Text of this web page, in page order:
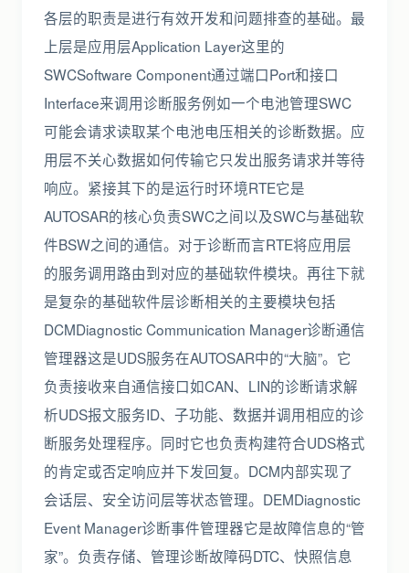
各层的职责是进行有效开发和问题排查的基础。最
上层是应用层Application Layer这里的
SWCSoftware Component通过端口Port和接口
Interface来调用诊断服务例如一个电池管理SWC
可能会请求读取某个电池电压相关的诊断数据。应
用层不关心数据如何传输它只发出服务请求并等待
响应。紧接其下的是运行时环境RTE它是
AUTOSAR的核心负责SWC之间以及SWC与基础软
件BSW之间的通信。对于诊断而言RTE将应用层
的服务调用路由到对应的基础软件模块。再往下就
是复杂的基础软件层诊断相关的主要模块包括
DCMDiagnostic Communication Manager诊断通信
管理器这是UDS服务在AUTOSAR中的“大脑”。它
负责接收来自通信接口如CAN、LIN的诊断请求解
析UDS报文服务ID、子功能、数据并调用相应的诊
断服务处理程序。同时它也负责构建符合UDS格式
的肯定或否定响应并下发回复。DCM内部实现了
会话层、安全访问层等状态管理。DEMDiagnostic
Event Manager诊断事件管理器它是故障信息的“管
家”。负责存储、管理诊断故障码DTC、快照信息